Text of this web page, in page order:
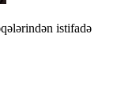
istifadə